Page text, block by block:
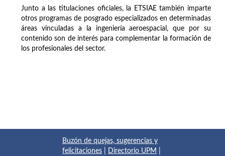
Junto a las titulaciones oficiales, la ETSIAE también imparte
otros programas de posgrado especializados en determinadas
áreas vinculadas a la ingeniería aeroespacial, que por su
contenido son de interés para complementar la formación de
los profesionales del sector.
Buzón de quejas, sugerencias y
felicitaciones
Directorio UPM